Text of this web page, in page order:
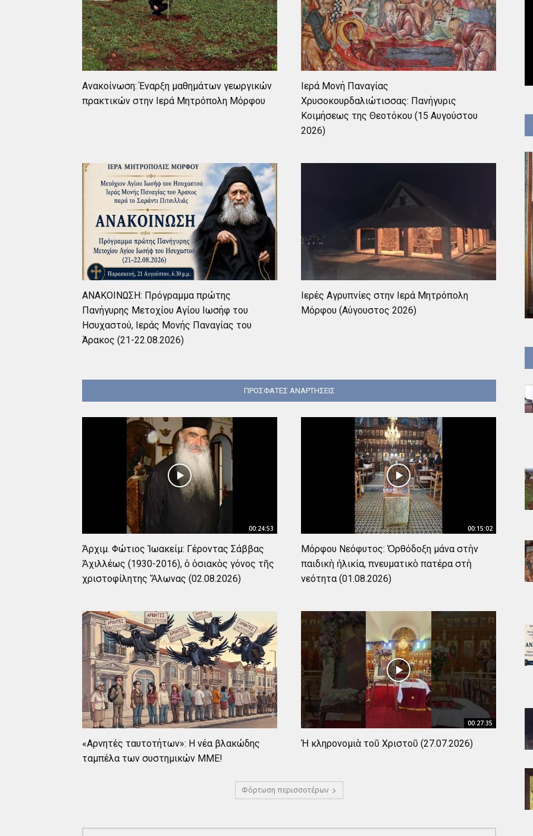
Ανακοίνωση: Έναρξη μαθημάτων γεωργικών
πρακτικών στην Ιερά Μητρόπολη Μόρφου
Ιερά Μονή Παναγίας
Χρυσοκουρδαλιώτισσας: Πανήγυρις
Κοιμήσεως της Θεοτόκου (15 Αυγούστου
2026)
ΑΝΑΚΟΙΝΩΣΗ: Πρόγραμμα πρώτης
Πανήγυρης Μετοχίου Αγίου Ιωσήφ του
Ησυχαστού, Ιεράς Μονής Παναγίας του
Άρακος (21-22.08.2026)
Ιερές Αγρυπνίες στην Ιερά Μητρόπολη
Μόρφου (Αύγουστος 2026)
ΠΡΟΣΦΑΤΕΣ ΑΝΑΡΤΗΣΕΙΣ
00:24:53
Ἀρχιμ. Φώτιος Ἰωακείμ: Γέροντας Σάββας
Ἀχιλλέως (1930-2016), ὁ ὁσιακὸς γόνος τῆς
χριστοφίλητης Ἅλωνας (02.08.2026)
00:15:02
Μόρφου Νεόφυτος: Ὀρθόδοξη μάνα στὴν
παιδικὴ ἡλικία, πνευματικὸ πατέρα στὴ
νεότητα (01.08.2026)
«Αρνητές ταυτοτήτων»: Η νέα βλακώδης
ταμπέλα των συστημικών ΜΜΕ!
00:27:35
Ἡ κληρονομιὰ τοῦ Χριστοῦ (27.07.2026)
Φόρτωση περισσοτέρων